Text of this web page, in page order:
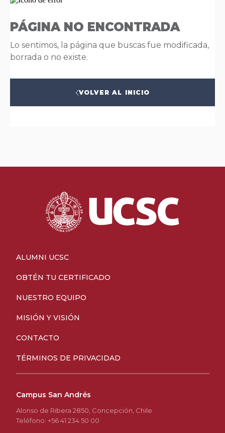
PÁGINA NO ENCONTRADA
Lo sentimos, la página que buscas fue modificada,
borrada o no existe.
VOLVER AL INICIO
ALUMNI UCSC
OBTÉN TU CERTIFICADO
NUESTRO EQUIPO
MISIÓN Y VISIÓN
CONTACTO
TÉRMINOS DE PRIVACIDAD
Campus San Andrés
Alonso de Ribera 2850, Concepción, Chile
Teléfono: +56 41 234 50 00